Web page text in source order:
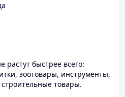
растут быстрее всего:
зоотовары, инструменты,
товары.